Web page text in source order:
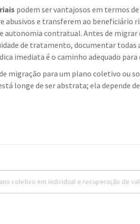
podem ser vantajosos em termos
abusivos e transferem ao
autonomia contratual. Antes de
de tratamento, documentar todas
imediata é o caminho adequado
migração para um plano coletivo ou
longe de ser abstrata; ela depende
coletivo em individual e recuperação de